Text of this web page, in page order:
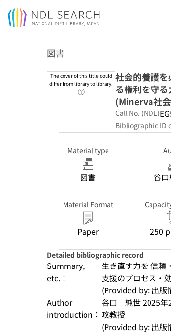
Jump to main content
図書
The cover of this title could
differ from library to library.
Link to Help Page
社会的養護
る権利を守
(Minerva社
Call No. (NDL)
Bibliographic ID
Material type
図書 谷
Material Format
Paper 250
Detailed bibliographic record
Summary,
etc.：
生き直す力を 信頼
支援のプロセス・
(Provided by: 出版
Author
introduction：
谷口　純世 2025
攻教授
(Provided by: 出版